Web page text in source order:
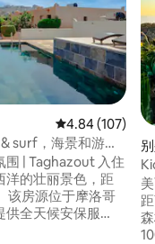
条评价
平均评分 4.84
4.84 (107)
surf，海景和游泳
围 | Taghazout 入住
洋的壮丽景色，距
该房源位于摩洛哥
供全天候安保服